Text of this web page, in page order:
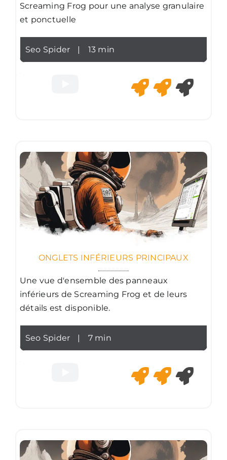
Screaming Frog pour une analyse granulaire
et ponctuelle
Seo Spider | 13 min
ONGLETS INFÉRIEURS PRINCIPAUX
Une vue d'ensemble des panneaux
inférieurs de Screaming Frog et de leurs
détails est disponible.
Seo Spider | 7 min